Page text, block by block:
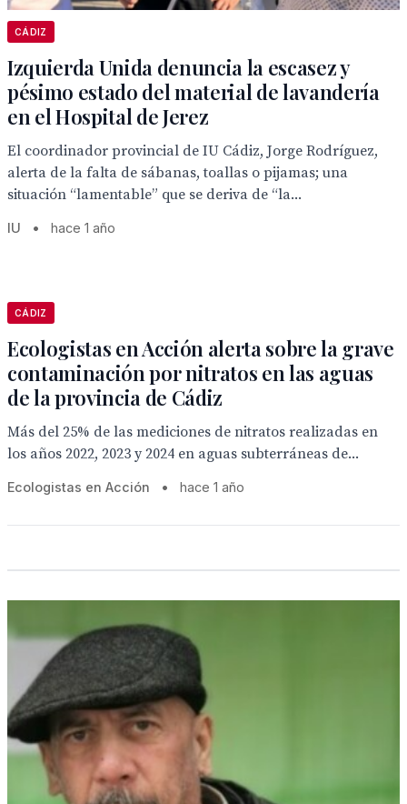
CÁDIZ
Izquierda Unida denuncia la escasez y
pésimo estado del material de lavandería
en el Hospital de Jerez
El coordinador provincial de IU Cádiz, Jorge Rodríguez,
alerta de la falta de sábanas, toallas o pijamas; una
situación “lamentable” que se deriva de “la...
IU • hace 1 año
CÁDIZ
Ecologistas en Acción alerta sobre la grave
contaminación por nitratos en las aguas
de la provincia de Cádiz
Más del 25% de las mediciones de nitratos realizadas en
los años 2022, 2023 y 2024 en aguas subterráneas de...
Ecologistas en Acción • hace 1 año